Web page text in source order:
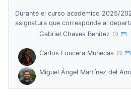
Durante el curso académico 2025/
asignatura que corresponde al
Gabriel Chaves Benítez
Carlos Loucera Muñecas
Miguel Ángel Martínez del